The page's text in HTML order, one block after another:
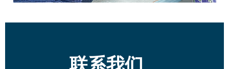
联系我们